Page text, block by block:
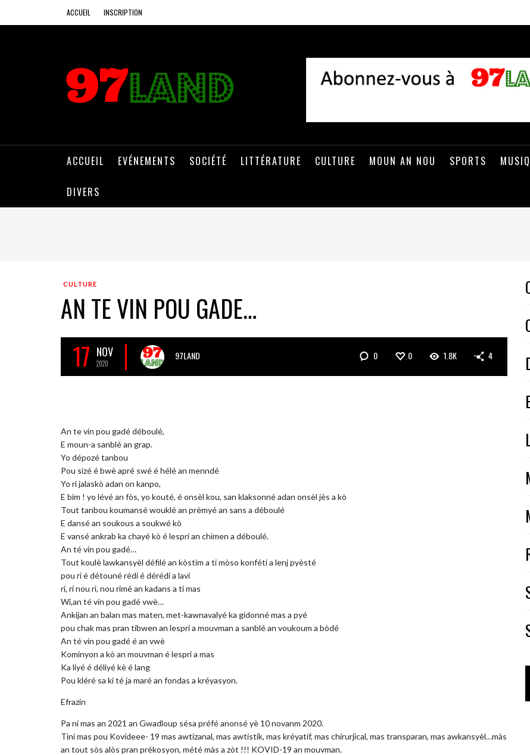
ACCUEIL INSCRIPTION
ACCUEIL EVÉNEMENTS SOCIÉTÉ LITTÉRATURE CULTURE MOUN AN NOU SPORTS
DIVERS
CULTURE
AN TE VIN POU GADE…
17 NOV
2020
97LAND 0 0 1.8K 4
An te vin pou gadé déboulé,
E moun-a sanblé an grap.
Yo dépozé tanbou
Pou sizé é bwè apré swé é hélé an menndé
Yo ri jalaskò adan on kanpo,
E bim ! yo lévé an fòs, yo kouté, é onsèl kou, san klaksonné adan onsèl jès a kò
Tout tanbou koumansé wouklé an prèmyé an sans a déboulé
E dansé an soukous a soukwé kò
E vansé ankrab ka chayé kò é lespri an chimen a déboulé.
An té vin pou gadé…
Tout koulè lawkansyèl défilé an kòstim a ti mòso konféti a lenj pyèsté
pou ri é détouné rédi é dérédi a lavi
ri, ri nou ri, nou rimé an kadans a ti mas
Wi,an té vin pou gadé vwè…
Ankijan an balan mas maten, met-kawnavalyé ka gidonné mas a pyé
pou chak mas pran tibwen an lespri a mouvman a sanblé an voukoum a bòdé
An té vin pou gadé é an vwè
Kominyon a kò an mouvman é lespri a mas
Ka liyé é déliyé kè é lang
Pou kléré sa ki té ja maré an fondas a kréyasyon.
Efrazin
Pa ni mas an 2021 an Gwadloup sésa préfé anonsé yè 10 novanm 2020.
Tini mas pou Kovideee- 19 mas awtizanal, mas awtistik, mas kréyatif, mas chirurjical, mas transparan, mas awkansyèl…màs
an tout sòs alòs pran prékosyon, mété màs a zòt !!! KOVID-19 an mouvman.